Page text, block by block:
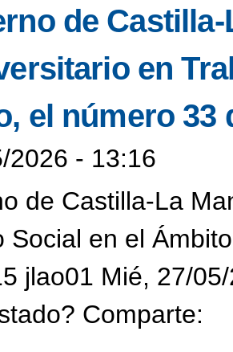
de
en
el número 33
2026 - 13:16
de Castilla-La
Social en el
jlao01 Mié, 27/
Comparte: